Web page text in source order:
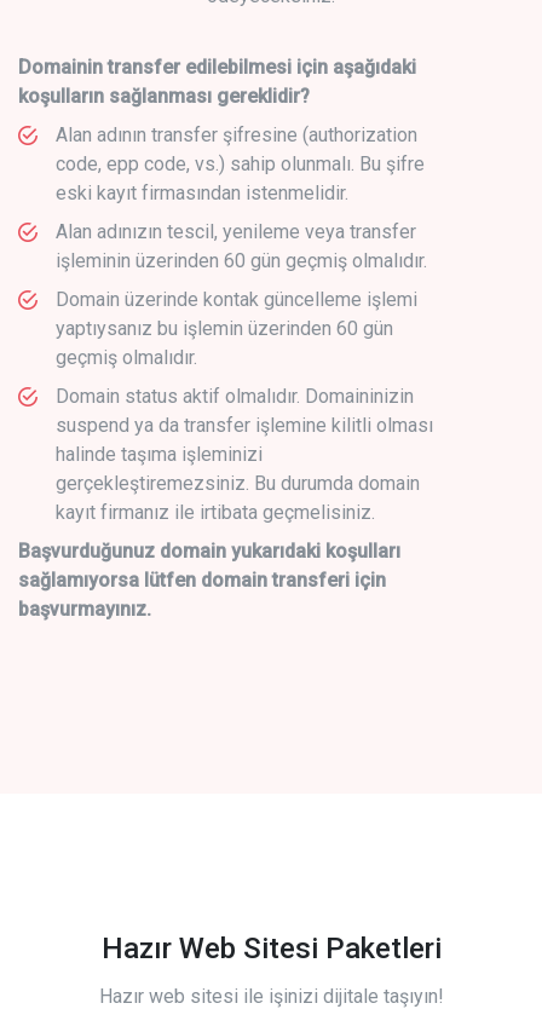
Domainin transfer edilebilmesi için aşağıdaki
koşulların sağlanması gereklidir?
Alan adının transfer şifresine (authorization
code, epp code, vs.) sahip olunmalı. Bu şifre
eski kayıt firmasından istenmelidir.
Alan adınızın tescil, yenileme veya transfer
işleminin üzerinden 60 gün geçmiş olmalıdır.
Domain üzerinde kontak güncelleme işlemi
yaptıysanız bu işlemin üzerinden 60 gün
geçmiş olmalıdır.
Domain status aktif olmalıdır. Domaininizin
suspend ya da transfer işlemine kilitli olması
halinde taşıma işleminizi
gerçekleştiremezsiniz. Bu durumda domain
kayıt firmanız ile irtibata geçmelisiniz.
Başvurduğunuz domain yukarıdaki koşulları
sağlamıyorsa lütfen domain transferi için
başvurmayınız.
Hazır Web Sitesi Paketleri
Hazır web sitesi ile işinizi dijitale taşıyın!